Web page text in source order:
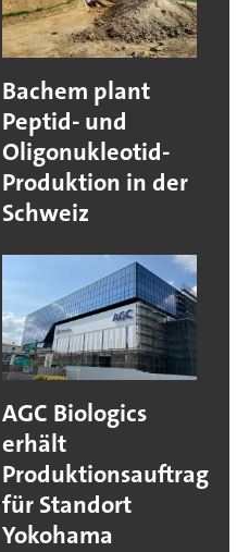
Bachem plant
Peptid- und
Oligonukleotid-
Produktion in der
Schweiz
AGC Biologics
erhält
Produktionsauftrag
für Standort
Yokohama